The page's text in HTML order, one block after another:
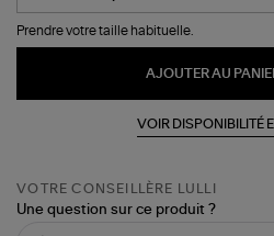
Prendre votre taille habituelle.
AJOUTER AU
VOIR DISPONIBILITÉ
VOTRE CONSEILLÈRE LULLI
Une question sur ce produit ?